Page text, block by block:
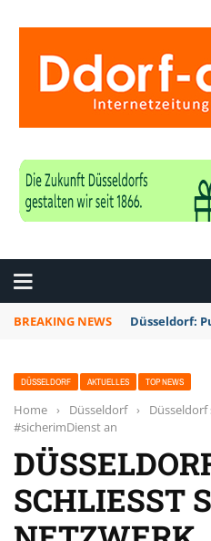
BREAKING NEWS Düsseldorf:
DÜSSELDORF AKTUELLES TOP NEWS
Home › Düsseldorf ›
#sicherimDienst an
SCHLIESST